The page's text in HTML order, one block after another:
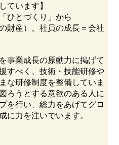
ています】
ひとづくり」から
財産）、社員の成長＝会社
事業成長の原動力に掲げて
すべく、技術・技能研修や
な研修制度を整備していま
ろうとする意欲のある人に
を行い、総力をあげてグロ
に力を注いでいます。